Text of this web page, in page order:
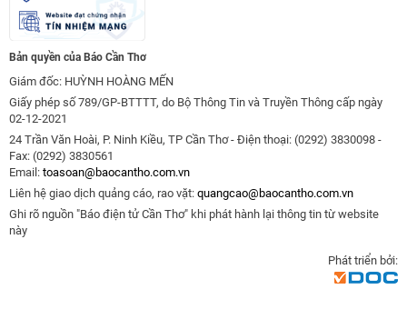
Bản quyền của Báo Cần Thơ
Giám đốc: HUỲNH HOÀNG MẾN
Giấy phép số 789/GP-BTTTT, do Bộ Thông Tin và Truyền Thông cấp ngày
02-12-2021
24 Trần Văn Hoài, P. Ninh Kiều, TP Cần Thơ - Điện thoại: (0292) 3830098 -
Fax: (0292) 3830561
Email: toasoan@baocantho.com.vn
Liên hệ giao dịch quảng cáo, rao vặt: quangcao@baocantho.com.vn
Ghi rõ nguồn "Báo điện tử Cần Thơ" khi phát hành lại thông tin từ website
này
Phát triển bởi: